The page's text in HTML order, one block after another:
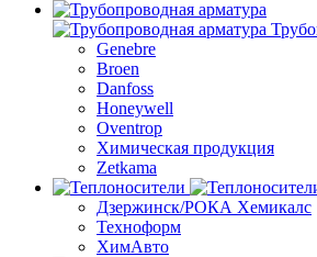
Genebre
Broen
Danfoss
Honeywell
Oventrop
Химическая продукция
Zetkama
Дзержинск/РОКА Хемикалс
Техноформ
ХимАвто